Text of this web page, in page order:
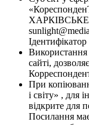
ХАРКІВСЬКЕ
Використання
сайті,
При
і світу» , для
відкрите для
Посилання